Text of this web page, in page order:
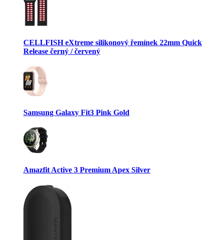
CELLFISH eXtreme silikonový řemínek 22mm Quick
Release černý / červený
Samsung Galaxy Fit3 Pink Gold
Amazfit Active 3 Premium Apex Silver